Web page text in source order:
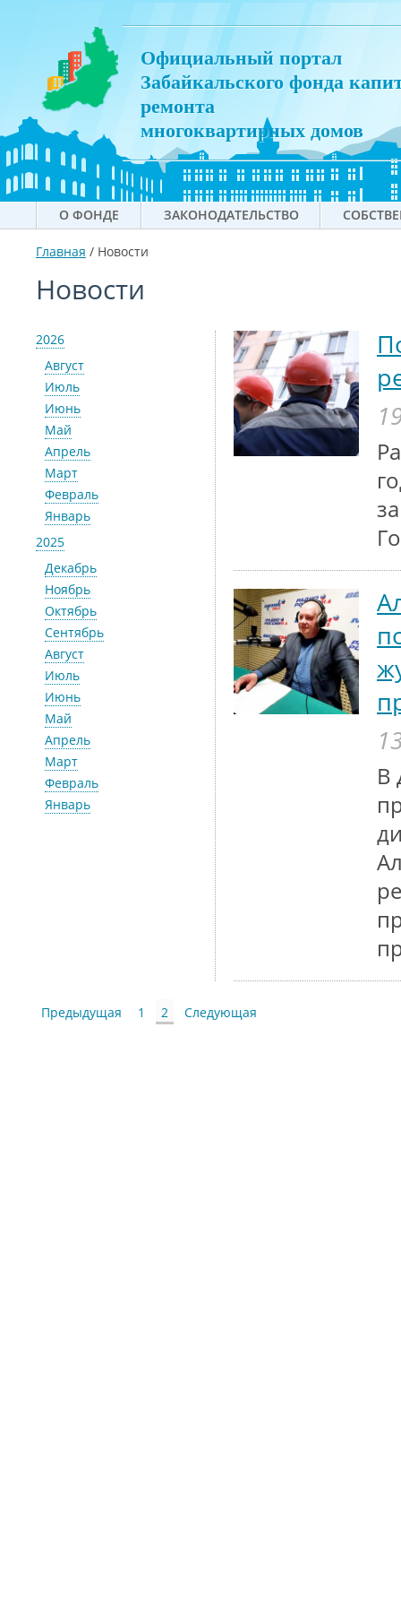
Официальный портал
Забайкальского фонда
ремонта
многоквартирных домов
О ФОНДЕ ЗАКОНОДАТЕЛЬСТВО
Главная / Новости
Новости
2026
Август
Июль
Июнь
Май
Апрель
Март
Февраль
Январь
2025
Декабрь
Ноябрь
Октябрь
Сентябрь
Август
Июль
Июнь
Май
Апрель
Март
Февраль
Январь
В
Предыдущая 1 2 Следующая